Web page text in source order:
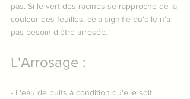
pas. Si le vert des racines se rapproche de la
couleur des feuilles, cela signifie qu'elle n'a
pas besoin d'être arrosée.
L'Arrosage :
- L'eau de puits à condition qu'elle soit